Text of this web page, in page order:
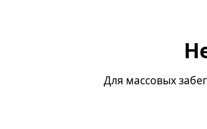
Для массовых